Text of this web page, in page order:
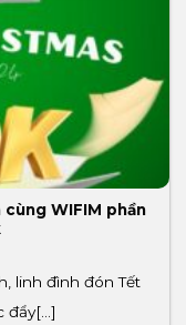
WIFIM phần
linh đình đón Tết
đẩy[...]